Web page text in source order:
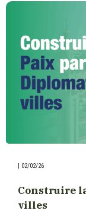
| 02/02/26
Construire
villes